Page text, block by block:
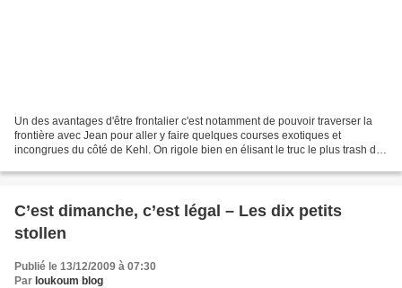
Un des avantages d'être frontalier c'est notamment de pouvoir traverser la
frontière avec Jean pour aller y faire quelques courses exotiques et
incongrues du côté de Kehl. On rigole bien en élisant le truc le plus trash de
C’est dimanche, c’est légal – Les dix petits
stollen
Publié le 13/12/2009 à 07:30
Par loukoum blog